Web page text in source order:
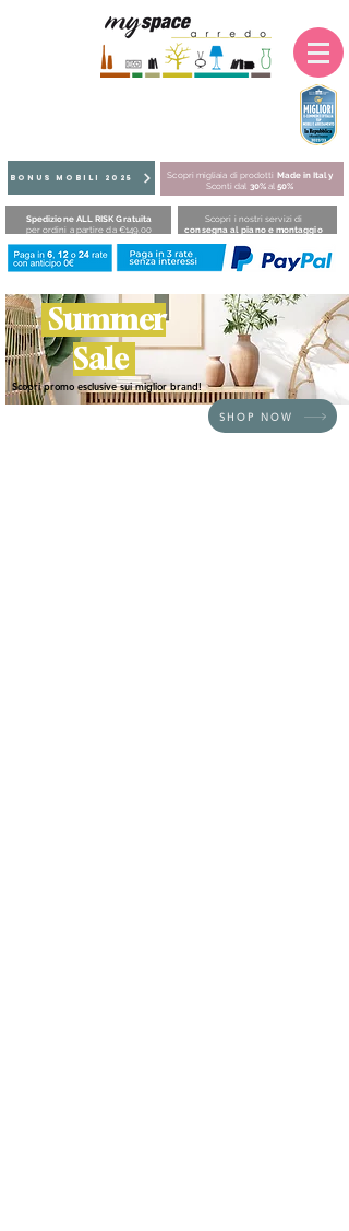
BONUS MOBILI 2025 Scopri migliaia di prodotti Made in Italy
Sconti dal 30%al50%
Spedizione ALL RISK Gratuita
per ordini a partire da €149,00
Scopri i nostri servizi di
consegna al piano e montaggio
Summer
Sale
SHOP NOW
Scopri promo esclusive sui miglior brand!